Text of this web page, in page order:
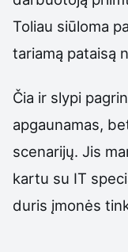
Toliau siūloma
tariamą pataisą
Čia ir slypi
apgaunamas,
scenarijų. Jis
kartu su IT
duris įmonės